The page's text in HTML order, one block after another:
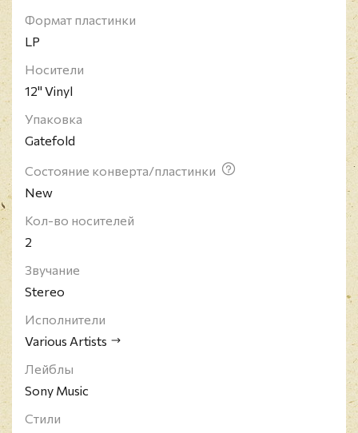
Формат пластинки
LP
Носители
12" Vinyl
Упаковка
Gatefold
Состояние конверта/пластинки
New
Кол-во носителей
2
Звучание
Stereo
Исполнители
Various Artists
Лейблы
Sony Music
Стили